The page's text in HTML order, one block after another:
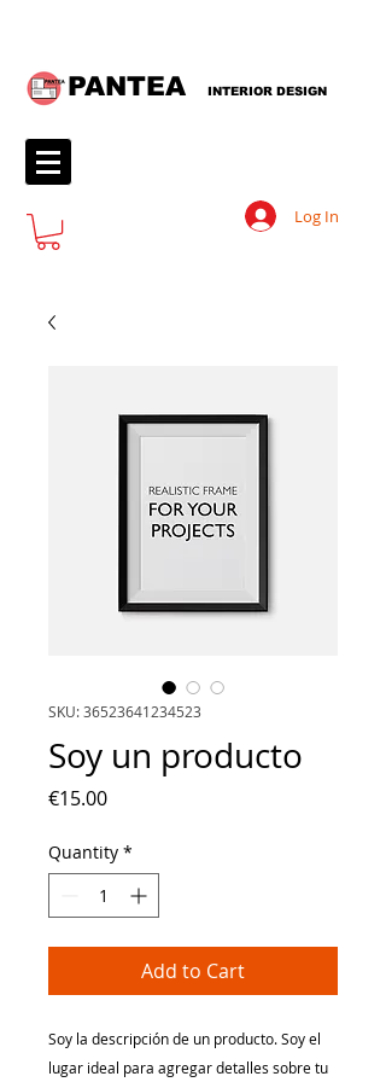
PANTEA INTERIOR DESIGN
Log In
SKU: 36523641234523
Soy un producto
€15.00Price
Quantity *
Add to Cart
Soy la descripción de un producto. Soy el
lugar ideal para agregar detalles sobre tu